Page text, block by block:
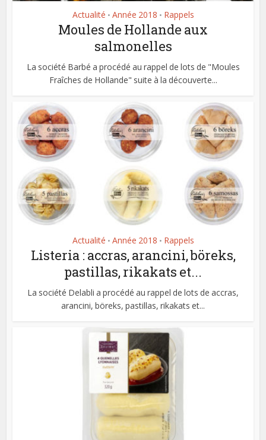
Actualité • Année 2018 • Rappels
Moules de Hollande aux
salmonelles
La société Barbé a procédé au rappel de lots de "Moules
Fraîches de Hollande" suite à la découverte...
Actualité • Année 2018 • Rappels
Listeria : accras, arancini, böreks,
pastillas, rikakats et...
La société Delabli a procédé au rappel de lots de accras,
arancini, böreks, pastillas, rikakats et...